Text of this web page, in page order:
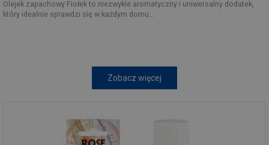
Olejek zapachowy Fiołek to niezwykle aromatyczny i uniwersalny dodatek,
który idealnie sprawdzi się w każdym domu...
Zobacz więcej